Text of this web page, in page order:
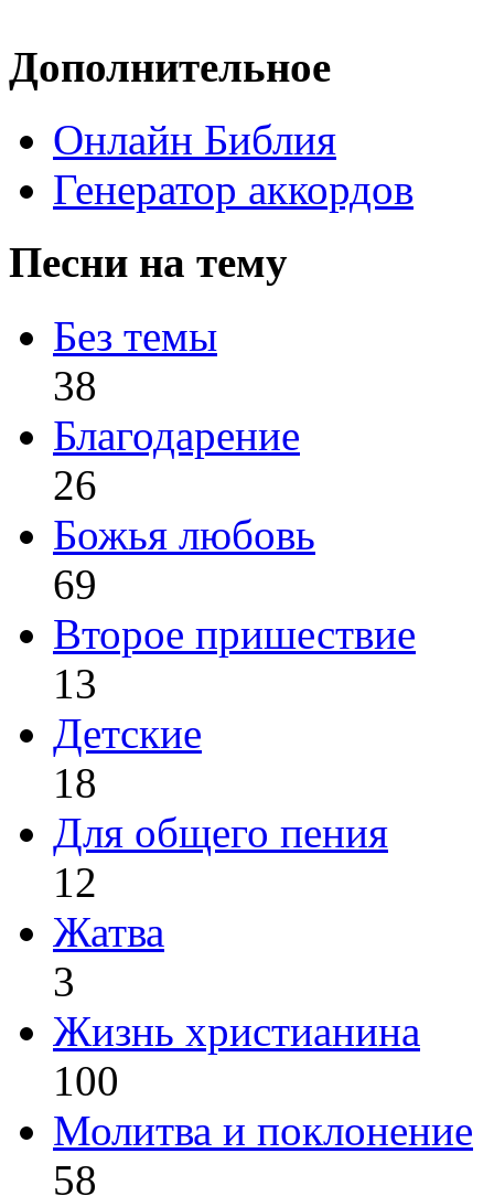
Дополнительное
Онлайн Библия
Генератор аккордов
Песни на тему
Без темы
38
Благодарение
26
Божья любовь
69
Второе пришествие
13
Детские
18
Для общего пения
12
Жатва
3
Жизнь христианина
100
Молитва и поклонение
58